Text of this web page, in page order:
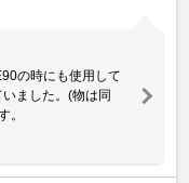
の時にも使用して
ました。(物は同
。